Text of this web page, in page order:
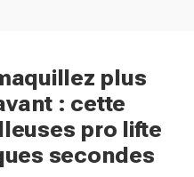
plus
: cette
pro lifte
secondes